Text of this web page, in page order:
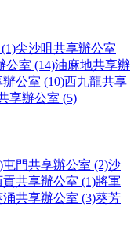
尖沙咀共享辦公室
公室 (14)油麻地共享辦
公室 (10)西九龍共享
享辦公室 (5)
屯門共享辦公室 (2)沙
貢共享辦公室 (1)將軍
涌共享辦公室 (3)葵芳